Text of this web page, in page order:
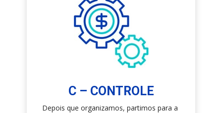
C – CONTROLE
Depois que organizamos, partimos para a